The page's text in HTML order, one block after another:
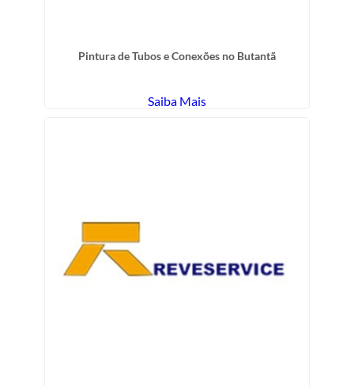
Pintura de Tubos e Conexões no Butantã
Saiba Mais